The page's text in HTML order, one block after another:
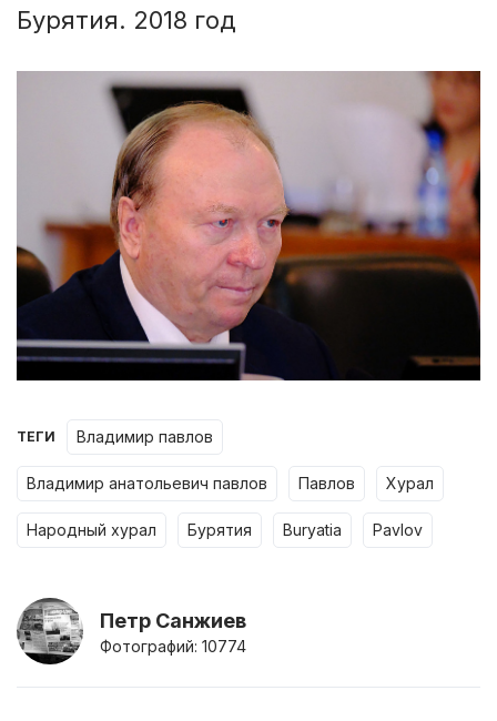
Бурятия. 2018 год
ТЕГИ владимир павлов
владимир анатольевич павлов павлов хурал
народный хурал бурятия buryatia pavlov
Петр Санжиев
Фотографий: 10774